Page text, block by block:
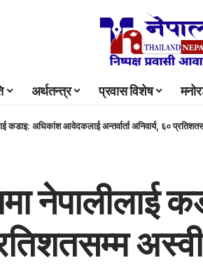
अर्थतन्त्र प्रवास विशेष
कडाइ: अधिकांश आवेदकलाई अन्तर्वार्ता अनिवार्य, ६०